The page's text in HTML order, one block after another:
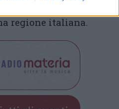
regione italiana.